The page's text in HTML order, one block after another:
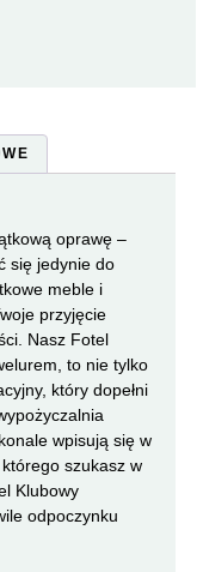
oprawę –
się jedynie do
meble i
przyjęcie
Nasz Fotel
to nie tylko
który dopełni
wpisują się w
szukasz w
Klubowy
odpoczynku